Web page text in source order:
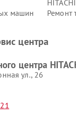
HITACHI
машин
Ремонт
HITACHI
HITACHI
центра
центра
ул., 26